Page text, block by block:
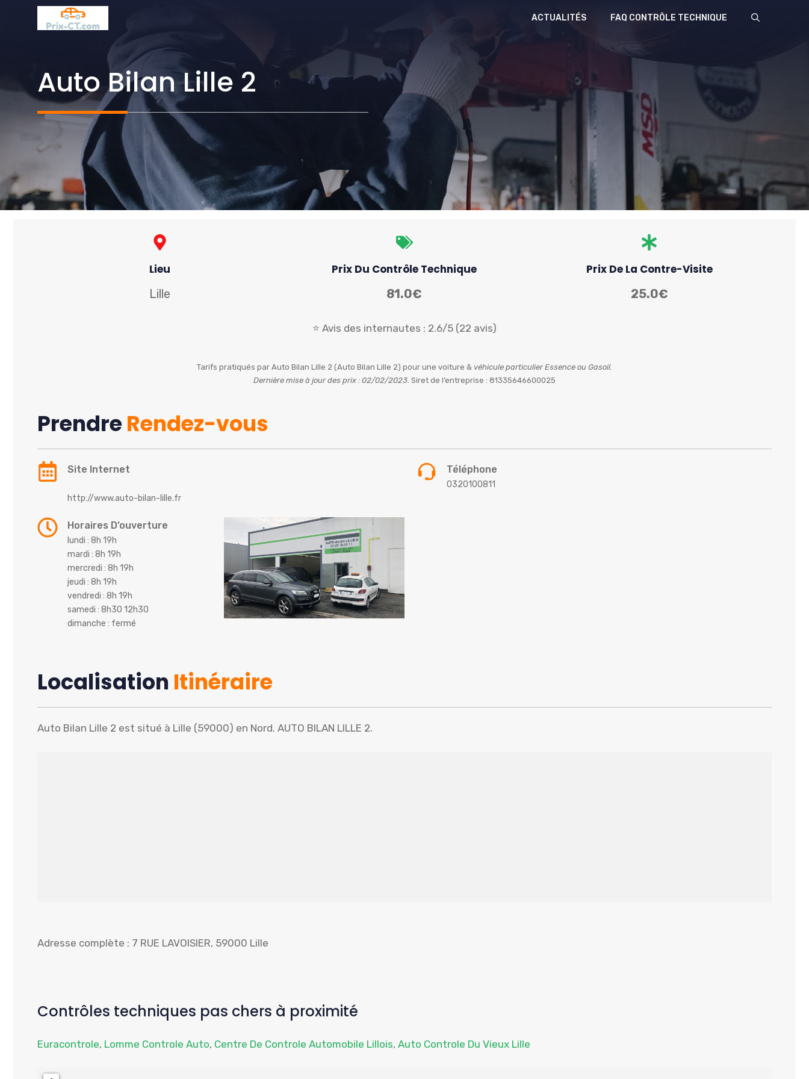
ACTUALITÉS FAQ CONTRÔLE TECHNIQUE
Auto Bilan Lille 2
Lieu
Lille
Prix Du Contrôle Technique
81.0€
Prix De La Contre-Visite
25.0€
⭐ Avis des internautes : 2.6/5 (22 avis)
Tarifs pratiqués par Auto Bilan Lille 2 (Auto Bilan Lille 2) pour une voiture & véhicule particulier Essence ou Gasoil.
Dernière mise à jour des prix : 02/02/2023. Siret de l’entreprise : 81335646600025
Prendre Rendez-vous
Site Internet
http://www.auto-bilan-lille.fr
Téléphone
0320100811
Horaires D’ouverture
lundi : 8h 19h
mardi : 8h 19h
mercredi : 8h 19h
jeudi : 8h 19h
vendredi : 8h 19h
samedi : 8h30 12h30
dimanche : fermé
Localisation Itinéraire
Auto Bilan Lille 2 est situé à Lille (59000) en Nord. AUTO BILAN LILLE 2.
Adresse complète : 7 RUE LAVOISIER, 59000 Lille
Contrôles techniques pas chers à proximité
Euracontrole, Lomme Controle Auto, Centre De Controle Automobile Lillois, Auto Controle Du Vieux Lille